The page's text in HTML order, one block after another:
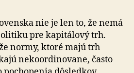
nie je len to, že nemá
pre kapitálový trh.
normy, ktoré majú trh
ne­ko­or­di­no­va­ne, často